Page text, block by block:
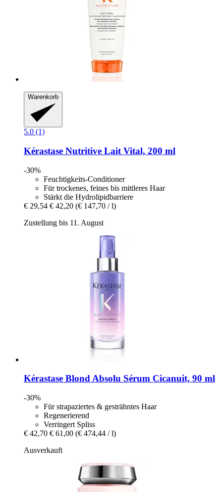
Warenkorb
5.0 (1)
Kérastase Nutritive Lait Vital, 200 ml
-30%
Feuchtigkeits-Conditioner
Für trockenes, feines bis mittleres Haar
Stärkt die Hydrolipidbarriere
€ 29,54 € 42,20 (€ 147,70 / l)
Zustellung bis 11. August
Kérastase Blond Absolu Sérum Cicanuit, 90 ml
-30%
Für strapaziertes & gesträhntes Haar
Regenerierend
Verringert Spliss
€ 42,70 € 61,00 (€ 474,44 / l)
Ausverkauft